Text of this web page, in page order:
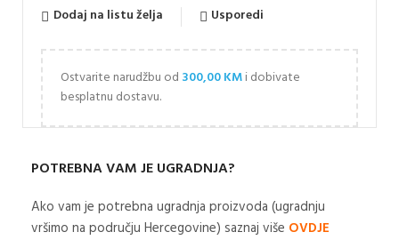
Dodaj na listu želja Usporedi
Ostvarite narudžbu od 300,00KMi dobivate
besplatnu dostavu.
POTREBNA VAM JE UGRADNJA?
Ako vam je potrebna ugradnja proizvoda (ugradnju
vršimo na području Hercegovine) saznaj više OVDJE